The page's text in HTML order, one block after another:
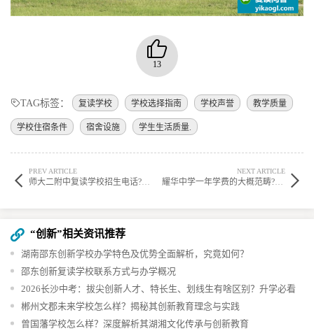
13
TAG标签： 复读学校 学校选择指南 学校声誉 教学质量
学校住宿条件 宿舍设施 学生生活质量.
PREV ARTICLE
师大二附中复读学校招生电话?学校复读重点班怎么样? ?
NEXT ARTICLE
耀华中学一年学费的大概范畴?学校复读住宿条件怎么样? ?
“创新”相关资讯推荐
湖南邵东创新学校办学特色及优势全面解析，究竟如何？
邵东创新复读学校联系方式与办学概况
2026长沙中考：拔尖创新人才、特长生、划线生有啥区别？升学必看
郴州文郡未来学校怎么样？揭秘其创新教育理念与实践
曾国藩学校怎么样？深度解析其湖湘文化传承与创新教育